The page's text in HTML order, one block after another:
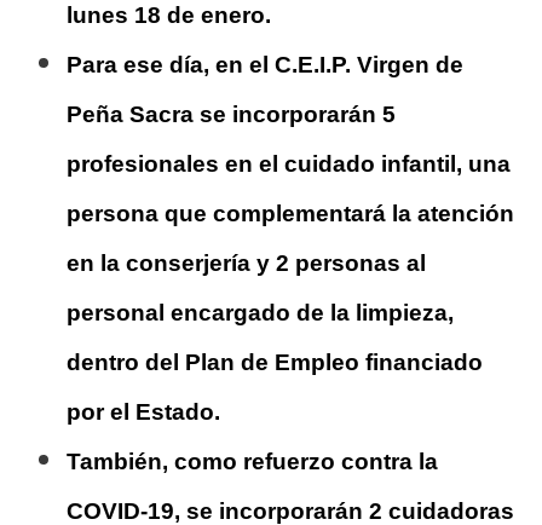
lunes 18 de enero.
Para ese día, en el C.E.I.P. Virgen de
Peña Sacra se incorporarán 5
profesionales en el cuidado infantil, una
persona que complementará la atención
en la conserjería y 2 personas al
personal encargado de la limpieza,
dentro del Plan de Empleo financiado
por el Estado.
También, como refuerzo contra la
COVID-19, se incorporarán 2 cuidadoras